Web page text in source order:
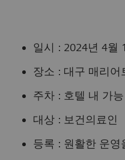
일시 : 2024년 4월
장소 : 대구 매리
주차 : 호텔 내 가
대상 : 보건의료인
등록 : 원활한 운